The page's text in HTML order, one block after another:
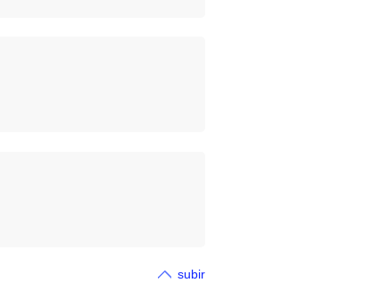
subir